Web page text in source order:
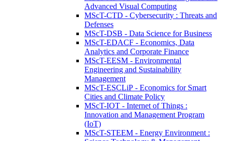
Advanced Visual Computing
MScT-CTD - Cybersecurity : Threats and
Defenses
MScT-DSB - Data Science for Business
MScT-EDACF - Economics, Data
Analytics and Corporate Finance
MScT-EESM - Environmental
Engineering and Sustainability
Management
MScT-ESCLiP - Economics for Smart
Cities and Climate Policy
MScT-IOT - Internet of Things :
Innovation and Management Program
(IoT)
MScT-STEEM - Energy Environment :